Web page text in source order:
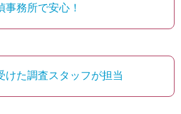
務所で安心！
けた調査スタッフが担当